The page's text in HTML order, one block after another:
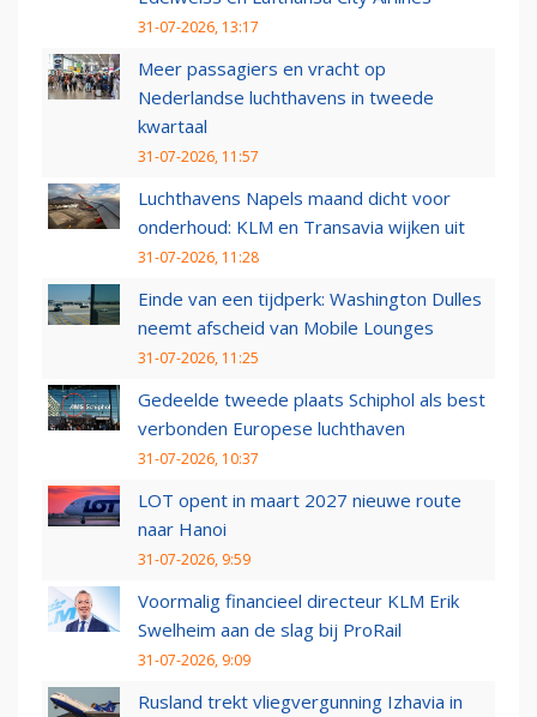
31-07-2026, 13:17
Meer passagiers en vracht op
Nederlandse luchthavens in tweede
kwartaal
31-07-2026, 11:57
Luchthavens Napels maand dicht voor
onderhoud: KLM en Transavia wijken uit
31-07-2026, 11:28
Einde van een tijdperk: Washington Dulles
neemt afscheid van Mobile Lounges
31-07-2026, 11:25
Gedeelde tweede plaats Schiphol als best
verbonden Europese luchthaven
31-07-2026, 10:37
LOT opent in maart 2027 nieuwe route
naar Hanoi
31-07-2026, 9:59
Voormalig financieel directeur KLM Erik
Swelheim aan de slag bij ProRail
31-07-2026, 9:09
Rusland trekt vliegvergunning Izhavia in